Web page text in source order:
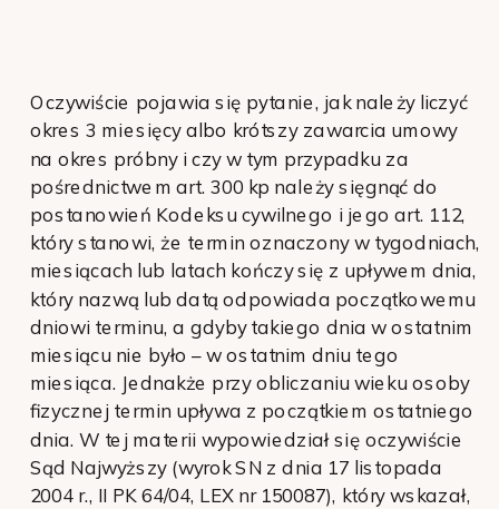
Oczywiście pojawia się pytanie, jak należy liczyć
okres 3 miesięcy albo krótszy zawarcia umowy
na okres próbny i czy w tym przypadku za
pośrednictwem art. 300 kp należy sięgnąć do
postanowień Kodeksu cywilnego i jego art. 112,
który stanowi, że termin oznaczony w tygodniach,
miesiącach lub latach kończy się z upływem dnia,
który nazwą lub datą odpowiada początkowemu
dniowi terminu, a gdyby takiego dnia w ostatnim
miesiącu nie było – w ostatnim dniu tego
miesiąca. Jednakże przy obliczaniu wieku osoby
fizycznej termin upływa z początkiem ostatniego
dnia. W tej materii wypowiedział się oczywiście
Sąd Najwyższy (wyrok SN z dnia 17 listopada
2004 r., II PK 64/04, LEX nr 150087), który wskazał,